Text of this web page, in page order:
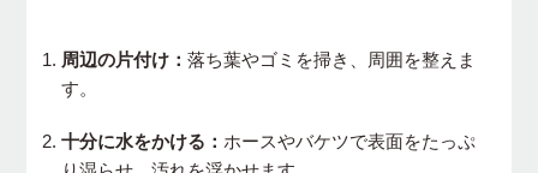
周辺の片付け：落ち葉やゴミを掃き、周囲を整えま
す。
十分に水をかける： ホースやバケツで表面をたっぷ